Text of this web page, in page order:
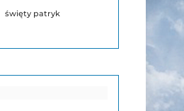
święty patryk